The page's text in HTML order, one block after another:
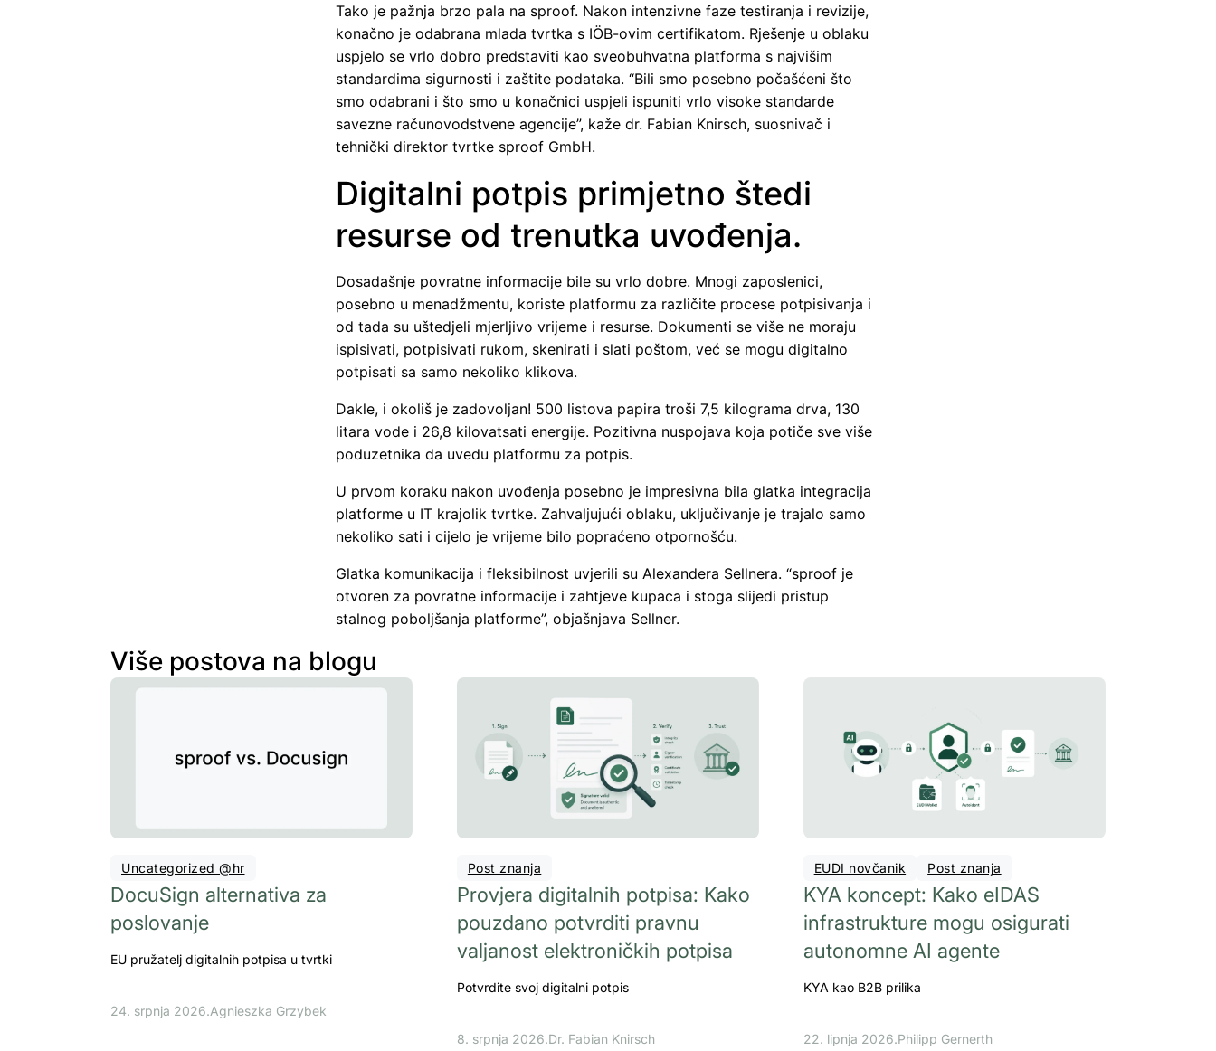
Tako je pažnja brzo pala na sproof. Nakon intenzivne faze testiranja i revizije,
konačno je odabrana mlada tvrtka s IÖB-ovim certifikatom. Rješenje u oblaku
uspjelo se vrlo dobro predstaviti kao sveobuhvatna platforma s najvišim
standardima sigurnosti i zaštite podataka. “Bili smo posebno počašćeni što
smo odabrani i što smo u konačnici uspjeli ispuniti vrlo visoke standarde
savezne računovodstvene agencije”, kaže dr. Fabian Knirsch, suosnivač i
tehnički direktor tvrtke sproof GmbH.
Digitalni potpis primjetno štedi
resurse od trenutka uvođenja.
Dosadašnje povratne informacije bile su vrlo dobre. Mnogi zaposlenici,
posebno u menadžmentu, koriste platformu za različite procese potpisivanja i
od tada su uštedjeli mjerljivo vrijeme i resurse. Dokumenti se više ne moraju
ispisivati, potpisivati rukom, skenirati i slati poštom, već se mogu digitalno
potpisati sa samo nekoliko klikova.
Dakle, i okoliš je zadovoljan! 500 listova papira troši 7,5 kilograma drva, 130
litara vode i 26,8 kilovatsati energije. Pozitivna nuspojava koja potiče sve više
poduzetnika da uvedu platformu za potpis.
U prvom koraku nakon uvođenja posebno je impresivna bila glatka integracija
platforme u IT krajolik tvrtke. Zahvaljujući oblaku, uključivanje je trajalo samo
nekoliko sati i cijelo je vrijeme bilo popraćeno otpornošću.
Glatka komunikacija i fleksibilnost uvjerili su Alexandera Sellnera. “sproof je
otvoren za povratne informacije i zahtjeve kupaca i stoga slijedi pristup
stalnog poboljšanja platforme”, objašnjava Sellner.
Više postova na blogu
Uncategorized @hr
DocuSign alternativa za
poslovanje
EU pružatelj digitalnih potpisa u tvrtki
24. srpnja 2026.Agnieszka Grzybek
Post znanja
Provjera digitalnih potpisa: Kako
pouzdano potvrditi pravnu
valjanost elektroničkih potpisa
Potvrdite svoj digitalni potpis
8. srpnja 2026.Dr. Fabian Knirsch
EUDI novčanik Post znanja
KYA koncept: Kako eIDAS
infrastrukture mogu osigurati
autonomne AI agente
KYA kao B2B prilika
22. lipnja 2026.Philipp Gernerth